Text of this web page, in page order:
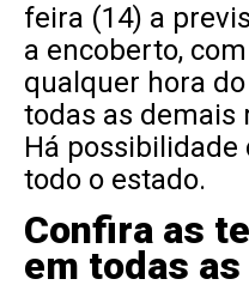
feira (14) a
a encoberto,
qualquer hora
todas as demais
Há
todo o estado.
Confira as
em todas